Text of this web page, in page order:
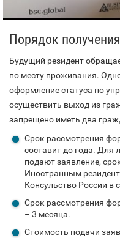
Порядок
Будущий резидент
по месту проживания.
оформление статуса по
осуществить выход из
запрещено иметь два
Срок рассмотрения
составит до года. Для
подают заявление,
Иностранным
Консульство России в
Срок рассмотрения
– 3 месяца.
Стоимость подачи